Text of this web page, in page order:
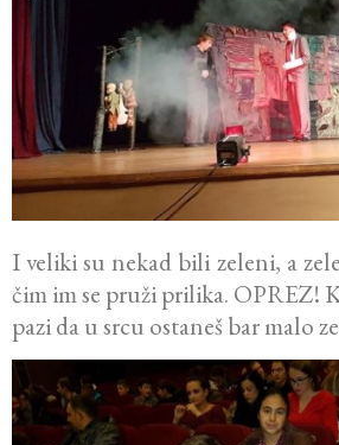
I veliki su nekad bili zeleni, a
čim im se pruži prilika. OPREZ!
pazi da u srcu ostaneš bar malo